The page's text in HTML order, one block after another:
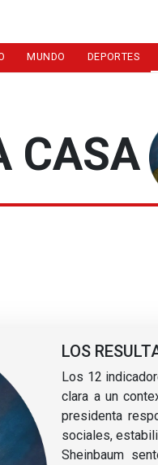
MUNDO DEPORTES
CASA
LOS
Los 12
clara a un
presidenta
sociales,
Sheinbaum